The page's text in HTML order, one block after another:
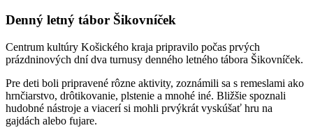
Denný letný tábor Šikovníček
Centrum kultúry Košického kraja pripravilo počas prvých
prázdninových dní dva turnusy denného letného tábora Šikovníček.
Pre deti boli pripravené rôzne aktivity, zoznámili sa s remeslami ako
hrnčiarstvo, drôtikovanie, plstenie a mnohé iné. Bližšie spoznali
hudobné nástroje a viacerí si mohli prvýkrát vyskúšať hru na
gajdách alebo fujare.